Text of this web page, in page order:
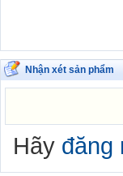
Nhận xét sản phẩm
Hãy đăng